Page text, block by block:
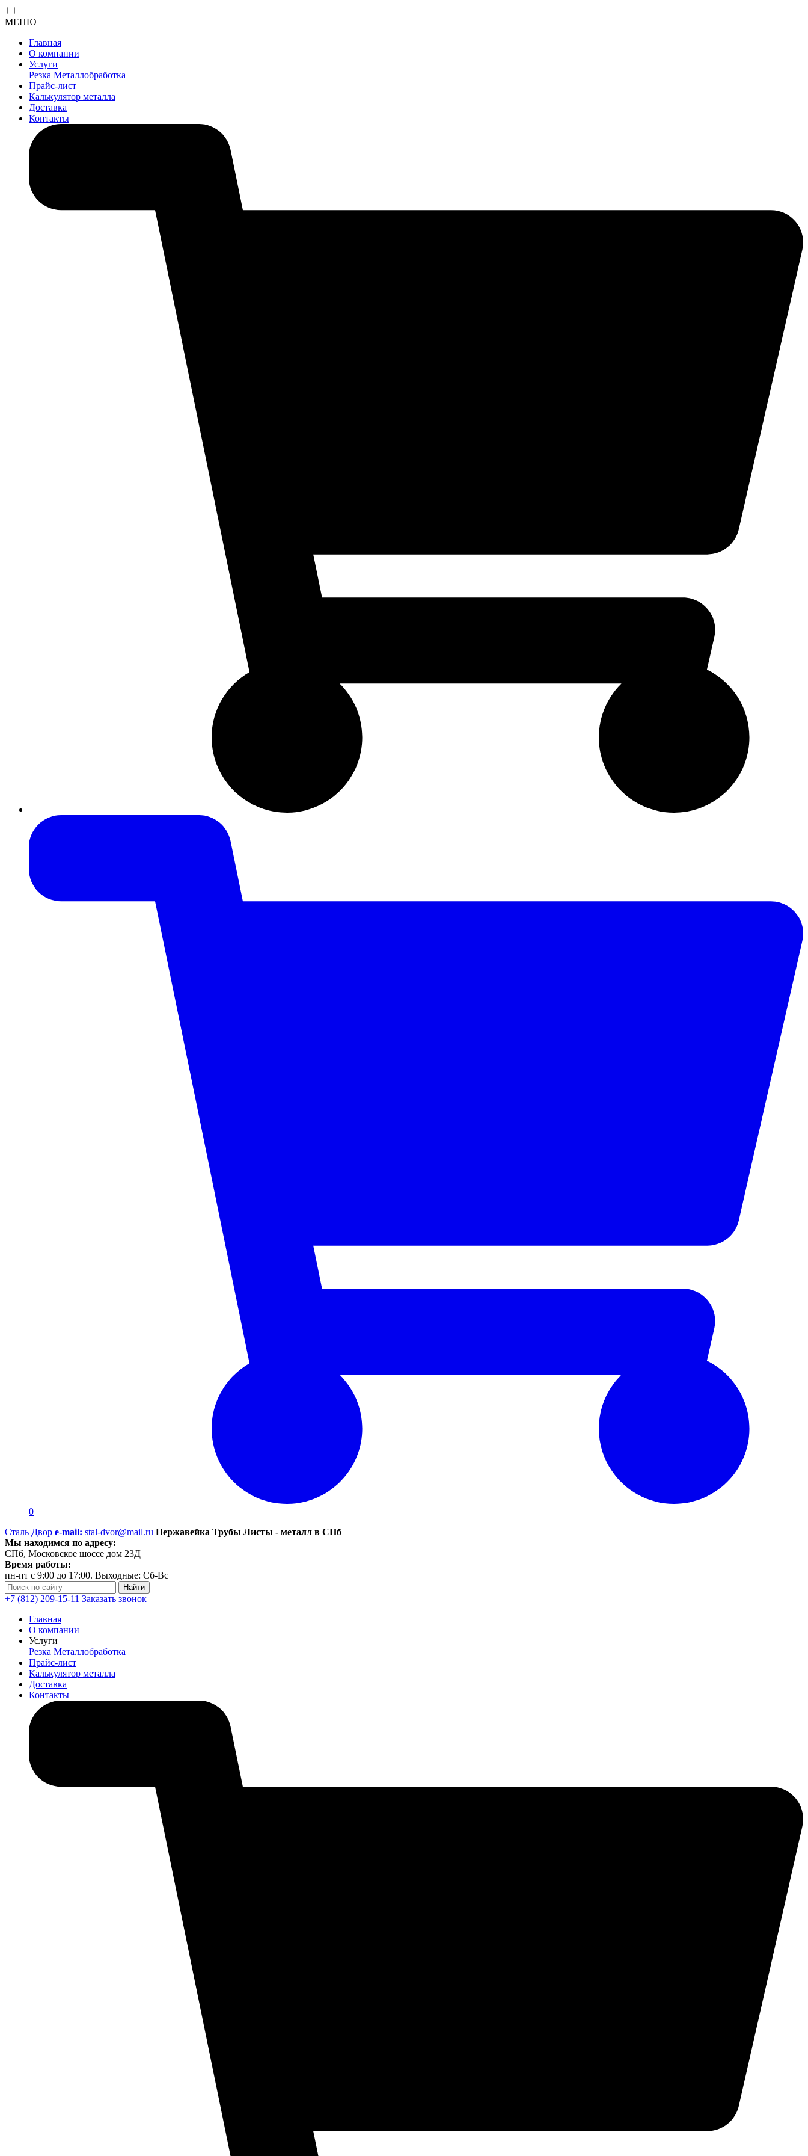
МЕНЮ
Главная
О компании
Услуги
Резка Металлобработка
Прайс-лист
Калькулятор металла
Доставка
Контакты
0
Сталь Двор e-mail: stal-dvor@mail.ru Нержавейка Трубы Листы - металл в СПб
Мы находимся по адресу:
СПб, Московское шоссе дом 23Д
Время работы:
пн-пт с 9:00 до 17:00. Выходные: Сб-Вс
+7 (812) 209-15-11 Заказать звонок
Главная
О компании
Услуги
Резка Металлобработка
Прайс-лист
Калькулятор металла
Доставка
Контакты